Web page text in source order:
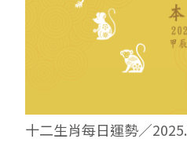
十二生肖每日運勢／